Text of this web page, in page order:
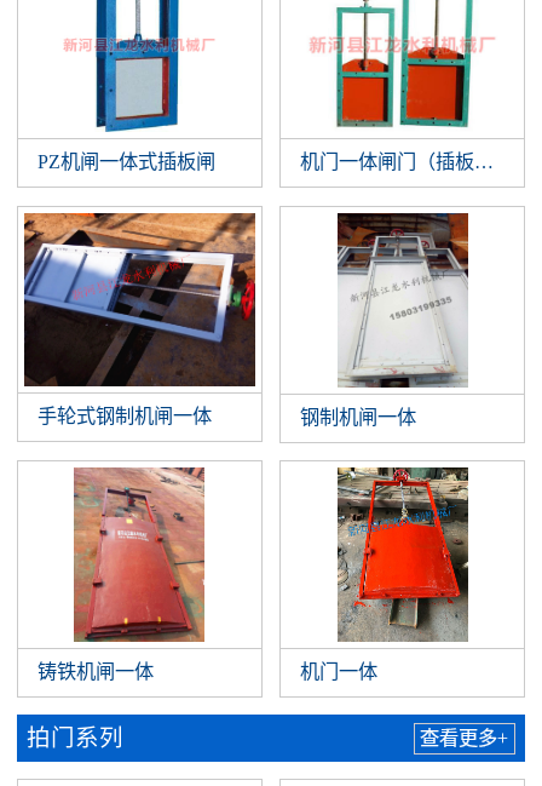
PZ机闸一体式插板闸 机门一体闸门（插板闸门）
手轮式钢制机闸一体 钢制机闸一体
铸铁机闸一体 机门一体
拍门系列 查看更多+